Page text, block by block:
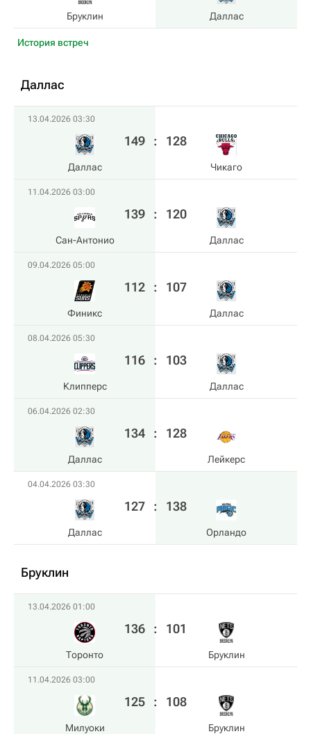
Бруклин Даллас
История встреч
Даллас
13.04.2026 03:30
Даллас
149 : 128
Чикаго
11.04.2026 03:00
Сан-Антонио
139 : 120
Даллас
09.04.2026 05:00
Финикс
112 : 107
Даллас
08.04.2026 05:30
Клипперс
116 : 103
Даллас
06.04.2026 02:30
Даллас
134 : 128
Лейкерс
04.04.2026 03:30
Даллас
127 : 138
Орландо
Бруклин
13.04.2026 01:00
Торонто
136 : 101
Бруклин
11.04.2026 03:00
Милуоки
125 : 108
Бруклин